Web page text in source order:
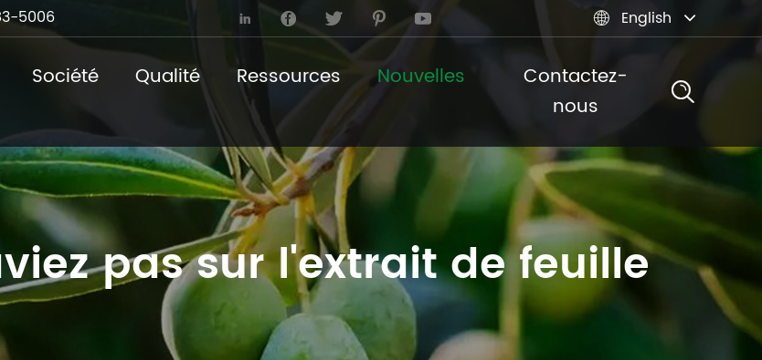
5006       English
Société Qualité Ressources Nouvelles
Contactez-
nous
pas sur l'extrait de feuille